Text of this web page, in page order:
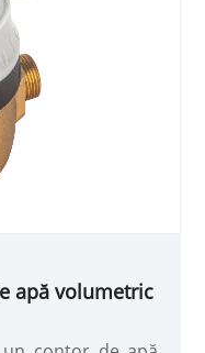
apă volumetric